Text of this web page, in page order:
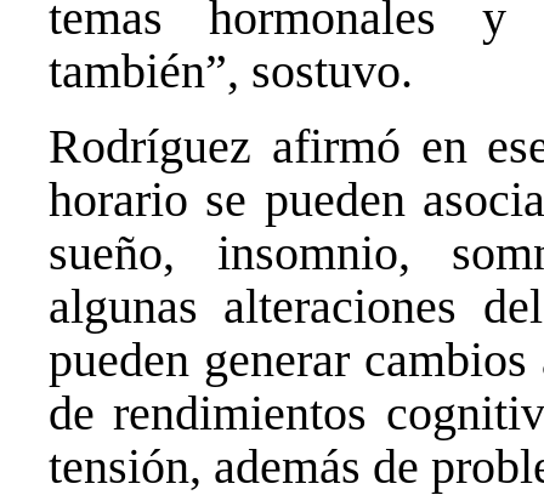
temas hormonales y
también”, sostuvo.
Rodríguez afirmó en
horario se pueden
sueño, insomnio,
algunas alteraciones
pueden generar
de rendimientos
tensión, además de